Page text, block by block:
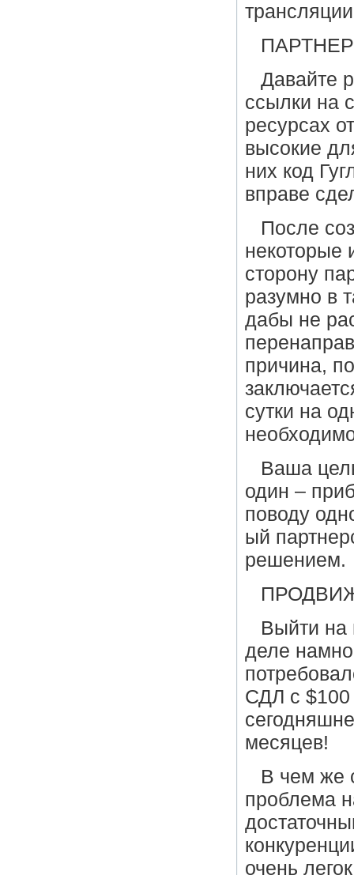
Давайте
ссылки на
ресурсах
высокие
них код
вправе
После
некоторые
сторону
разумно в
дабы не
причина,
сутки на
Ваша
один –
поводу
ый
решением.
Выйти на
деле
СДЛ с $100
месяцев!
В чем же
проблема
очень